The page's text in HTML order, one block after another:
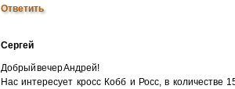
Ответить
Сергей
Добрый вечер Андрей!
Нас интересует кросс Кобб и Росс, в количестве